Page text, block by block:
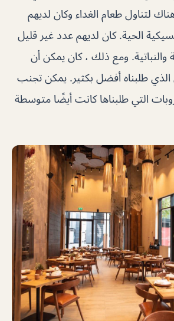
لتناول طعام الغداء وكان لديهم
الحية. كان لديهم عدد غير قليل
والنباتية. ومع ذلك ، كان يمكن أن
الذي طلبناه أفضل بكثير. يمكن تجنب
التي طلبناها كانت أيضًا متوسطة